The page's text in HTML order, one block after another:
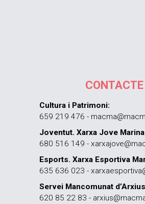
CONTACTE
Cultura i Patrimoni:
659 219 476 -
Joventut. Xarxa Jove
680 516 149 -
Esports. Xarxa Esportiva
635 636 023 -
Servei Mancomunat
620 85 22 83 -